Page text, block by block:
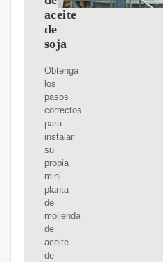
aceite
de
soja
Obtenga
los
pasos
correctos
para
instalar
su
propia
mini
planta
de
molienda
de
aceite
de